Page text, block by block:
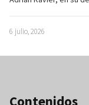
6 julio, 2026
Contenidos